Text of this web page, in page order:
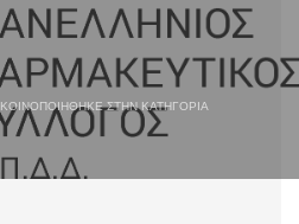
ΚΟΙΝΟΠΟΙΉΘΗΚΕ ΣΤΗΝ ΚΑΤΗΓΟΡΊΑ